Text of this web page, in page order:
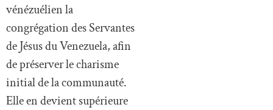
vénézuélien la
congrégation des Servantes
de Jésus du Venezuela, afin
de préserver le charisme
initial de la communauté.
Elle en devient supérieure